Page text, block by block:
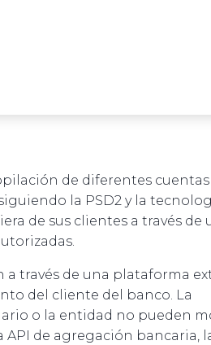
de diferentes cuentas
la PSD2 y la
de sus clientes a través de
a través de una plataforma
del cliente del banco. La
o la entidad no pueden
API de agregación bancaria,